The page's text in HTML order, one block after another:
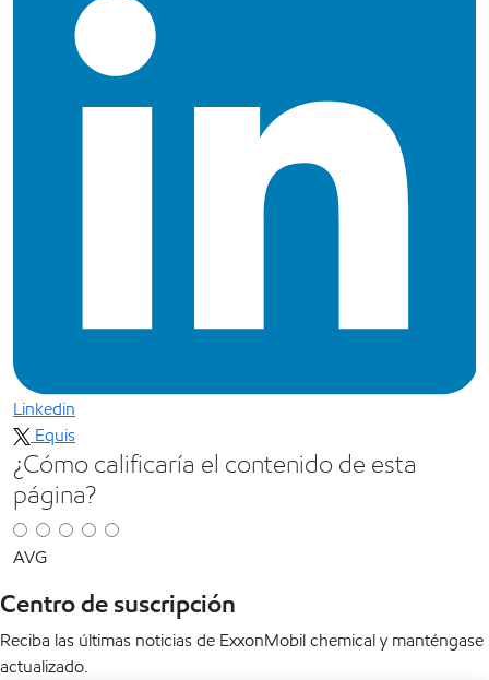
Linkedin
Equis
¿Cómo calificaría el contenido de esta
página?
AVG
Centro de suscripción
Reciba las últimas noticias de ExxonMobil chemical y manténgase
actualizado.